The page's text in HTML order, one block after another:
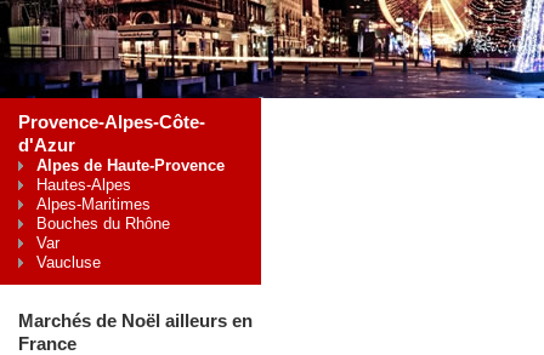
Provence-Alpes-Côte-
d'Azur
Alpes de Haute-Provence
Hautes-Alpes
Alpes-Maritimes
Bouches du Rhône
Var
Vaucluse
Marchés de Noël ailleurs en
France